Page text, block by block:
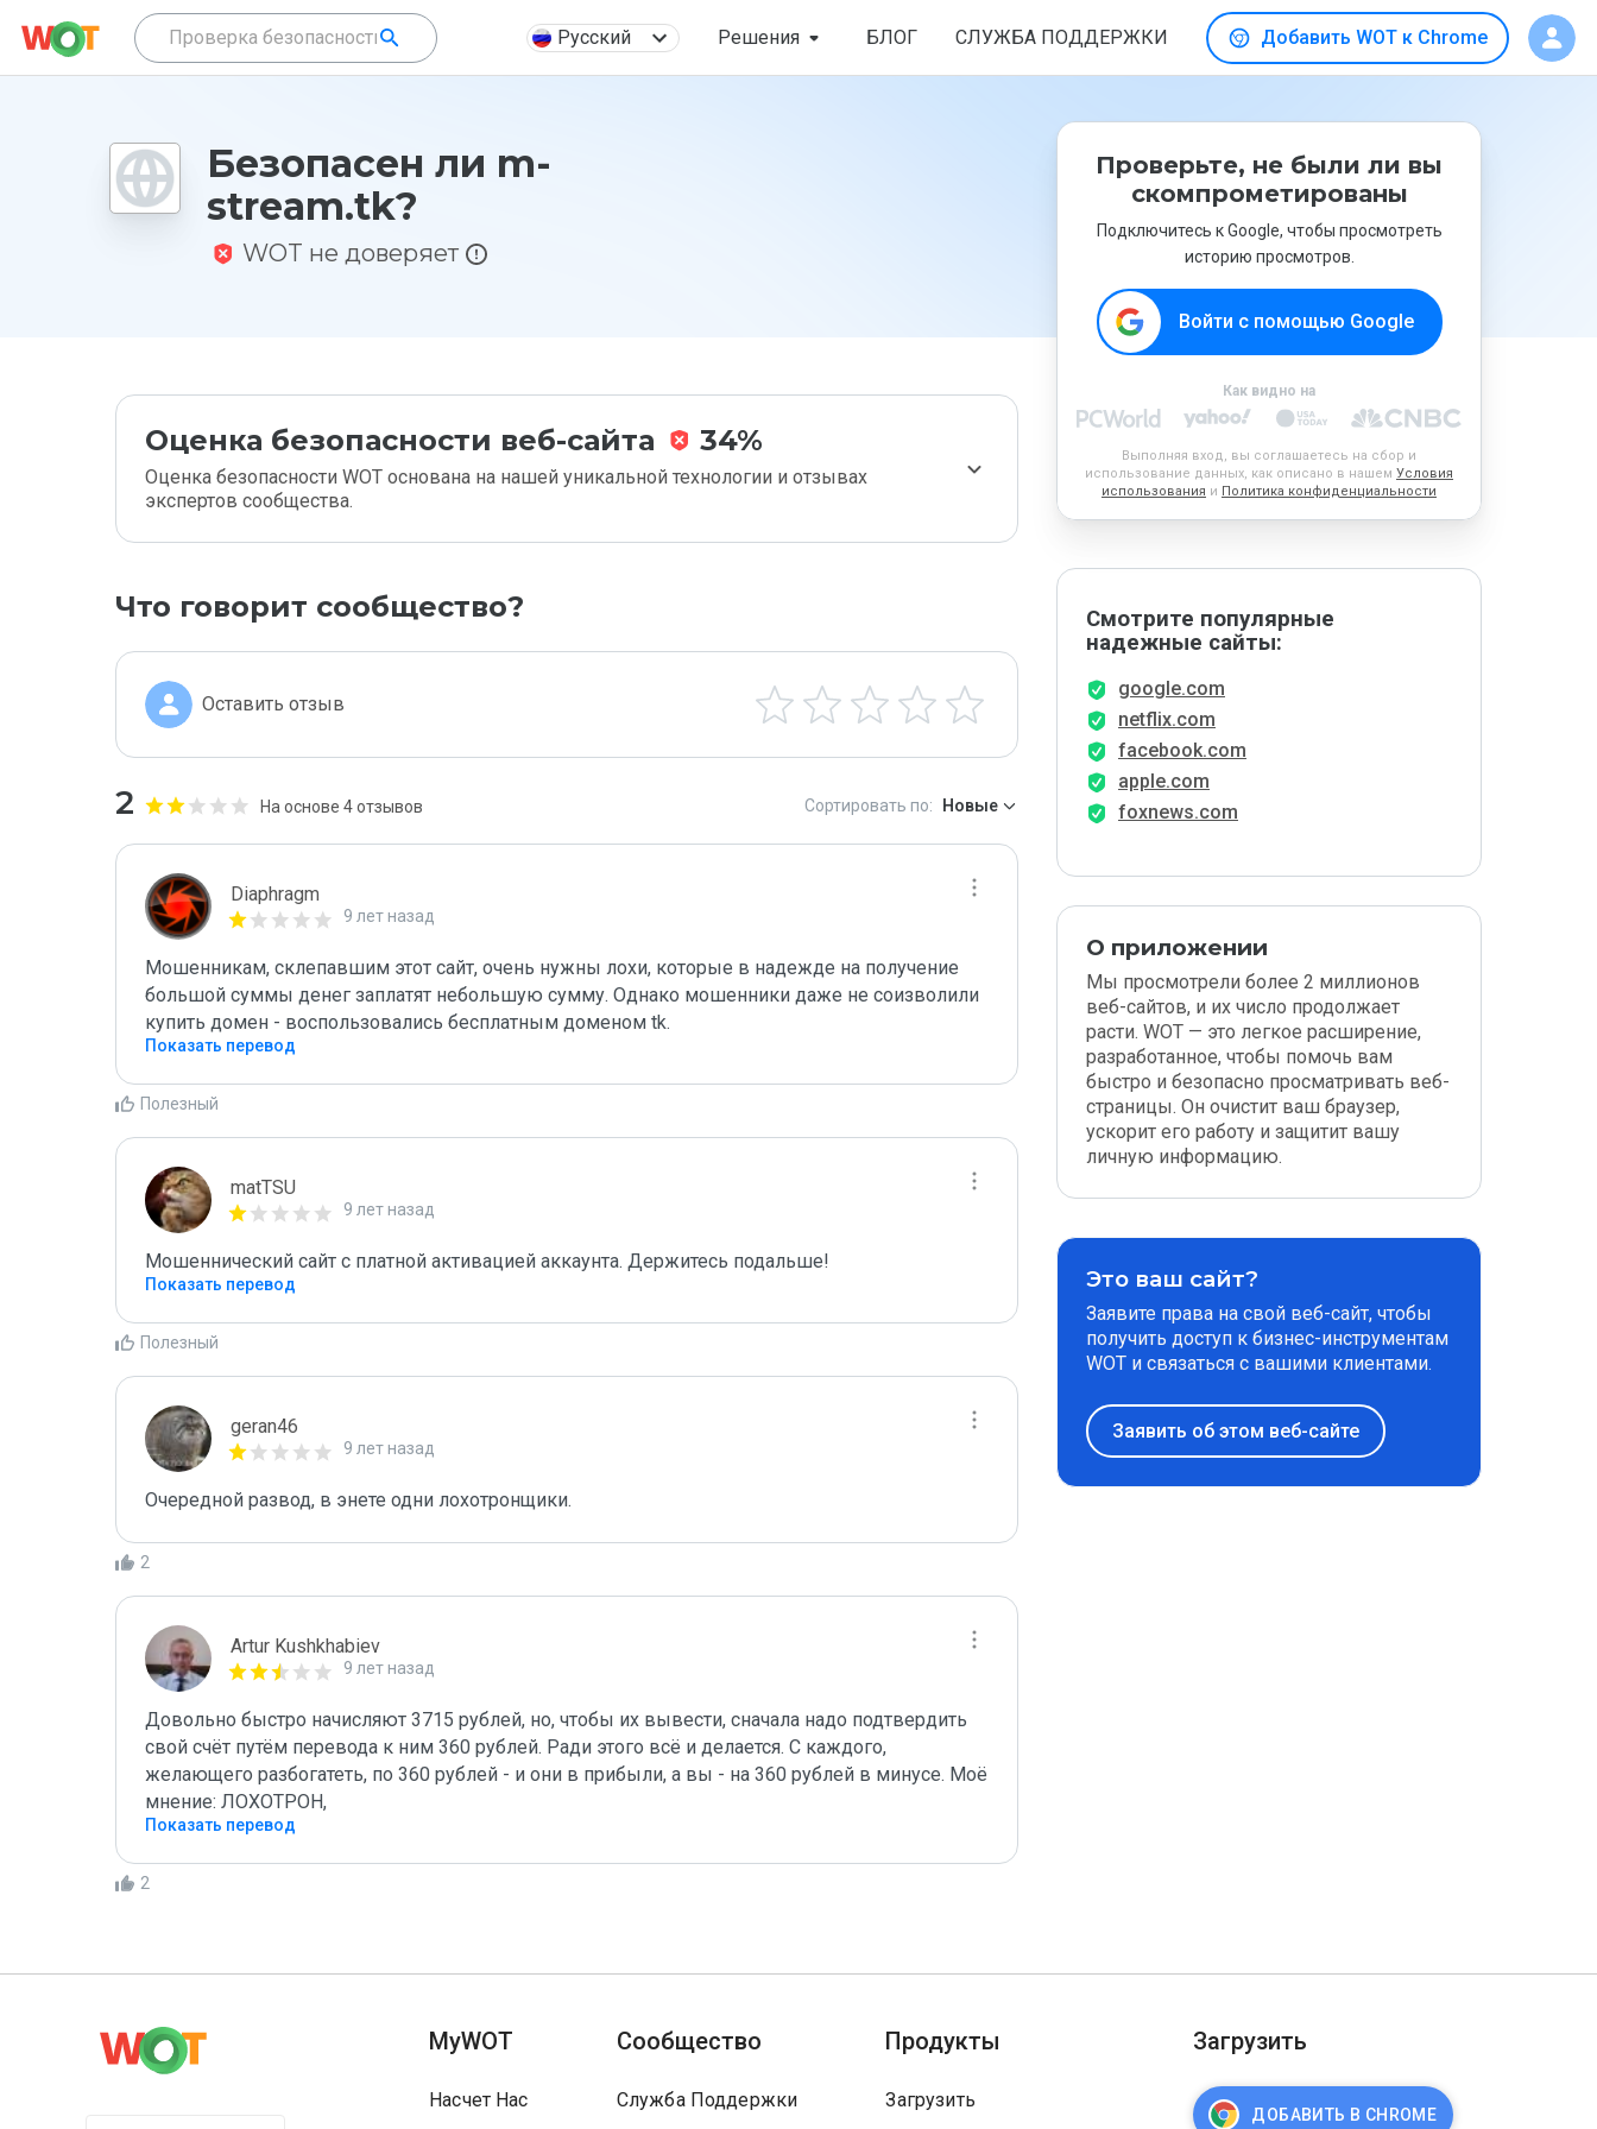
Русский Решения БЛОГ СЛУЖБА ПОДДЕРЖКИ Добавить WOT к Chrome
Безопасен ли m-
stream.tk?
WOT не доверяет
Оценка безопасности веб-сайта 34%
Оценка безопасности WOT основана на нашей уникальной технологии и отзывах
экспертов сообщества.
Что говорит сообщество?
Оставить отзыв
2 На основе 4 отзывов Сортировать по: Новые
Diaphragm
9 лет назад
Мошенникам, склепавшим этот сайт, очень нужны лохи, которые в надежде на получение
большой суммы денег заплатят небольшую сумму. Однако мошенники даже не соизволили
купить домен - воспользовались бесплатным доменом tk.
Показать перевод
Полезный
matTSU
9 лет назад
Мошеннический сайт с платной активацией аккаунта. Держитесь подальше!
Показать перевод
Полезный
geran46
9 лет назад
Очередной развод, в энете одни лохотронщики.
2
Artur Kushkhabiev
9 лет назад
Довольно быстро начисляют 3715 рублей, но, чтобы их вывести, сначала надо подтвердить
свой счёт путём перевода к ним 360 рублей. Ради этого всё и делается. С каждого,
желающего разбогатеть, по 360 рублей - и они в прибыли, а вы - на 360 рублей в минусе. Моё
мнение: ЛОХОТРОН,
Показать перевод
2
Проверьте, не были ли вы
скомпрометированы
Подключитесь к Google, чтобы просмотреть
историю просмотров.
Войти с помощью Google
Как видно на
Выполняя вход, вы соглашаетесь на сбор и
использование данных, как описано в нашем Условия
использования и Политика конфиденциальности
Смотрите популярные
надежные сайты:
google.com
netflix.com
facebook.com
apple.com
foxnews.com
О приложении
Мы просмотрели более 2 миллионов
веб-сайтов, и их число продолжает
расти. WOT — это легкое расширение,
разработанное, чтобы помочь вам
быстро и безопасно просматривать веб-
страницы. Он очистит ваш браузер,
ускорит его работу и защитит вашу
личную информацию.
Это ваш сайт?
Заявите права на свой веб-сайт, чтобы
получить доступ к бизнес-инструментам
WOT и связаться с вашими клиентами.
Заявить об этом веб-сайте
MyWOT
Насчет Нас
Сообщество
Служба Поддержки
Продукты
Загрузить
Загрузить
ДОБАВИТЬ В CHROME